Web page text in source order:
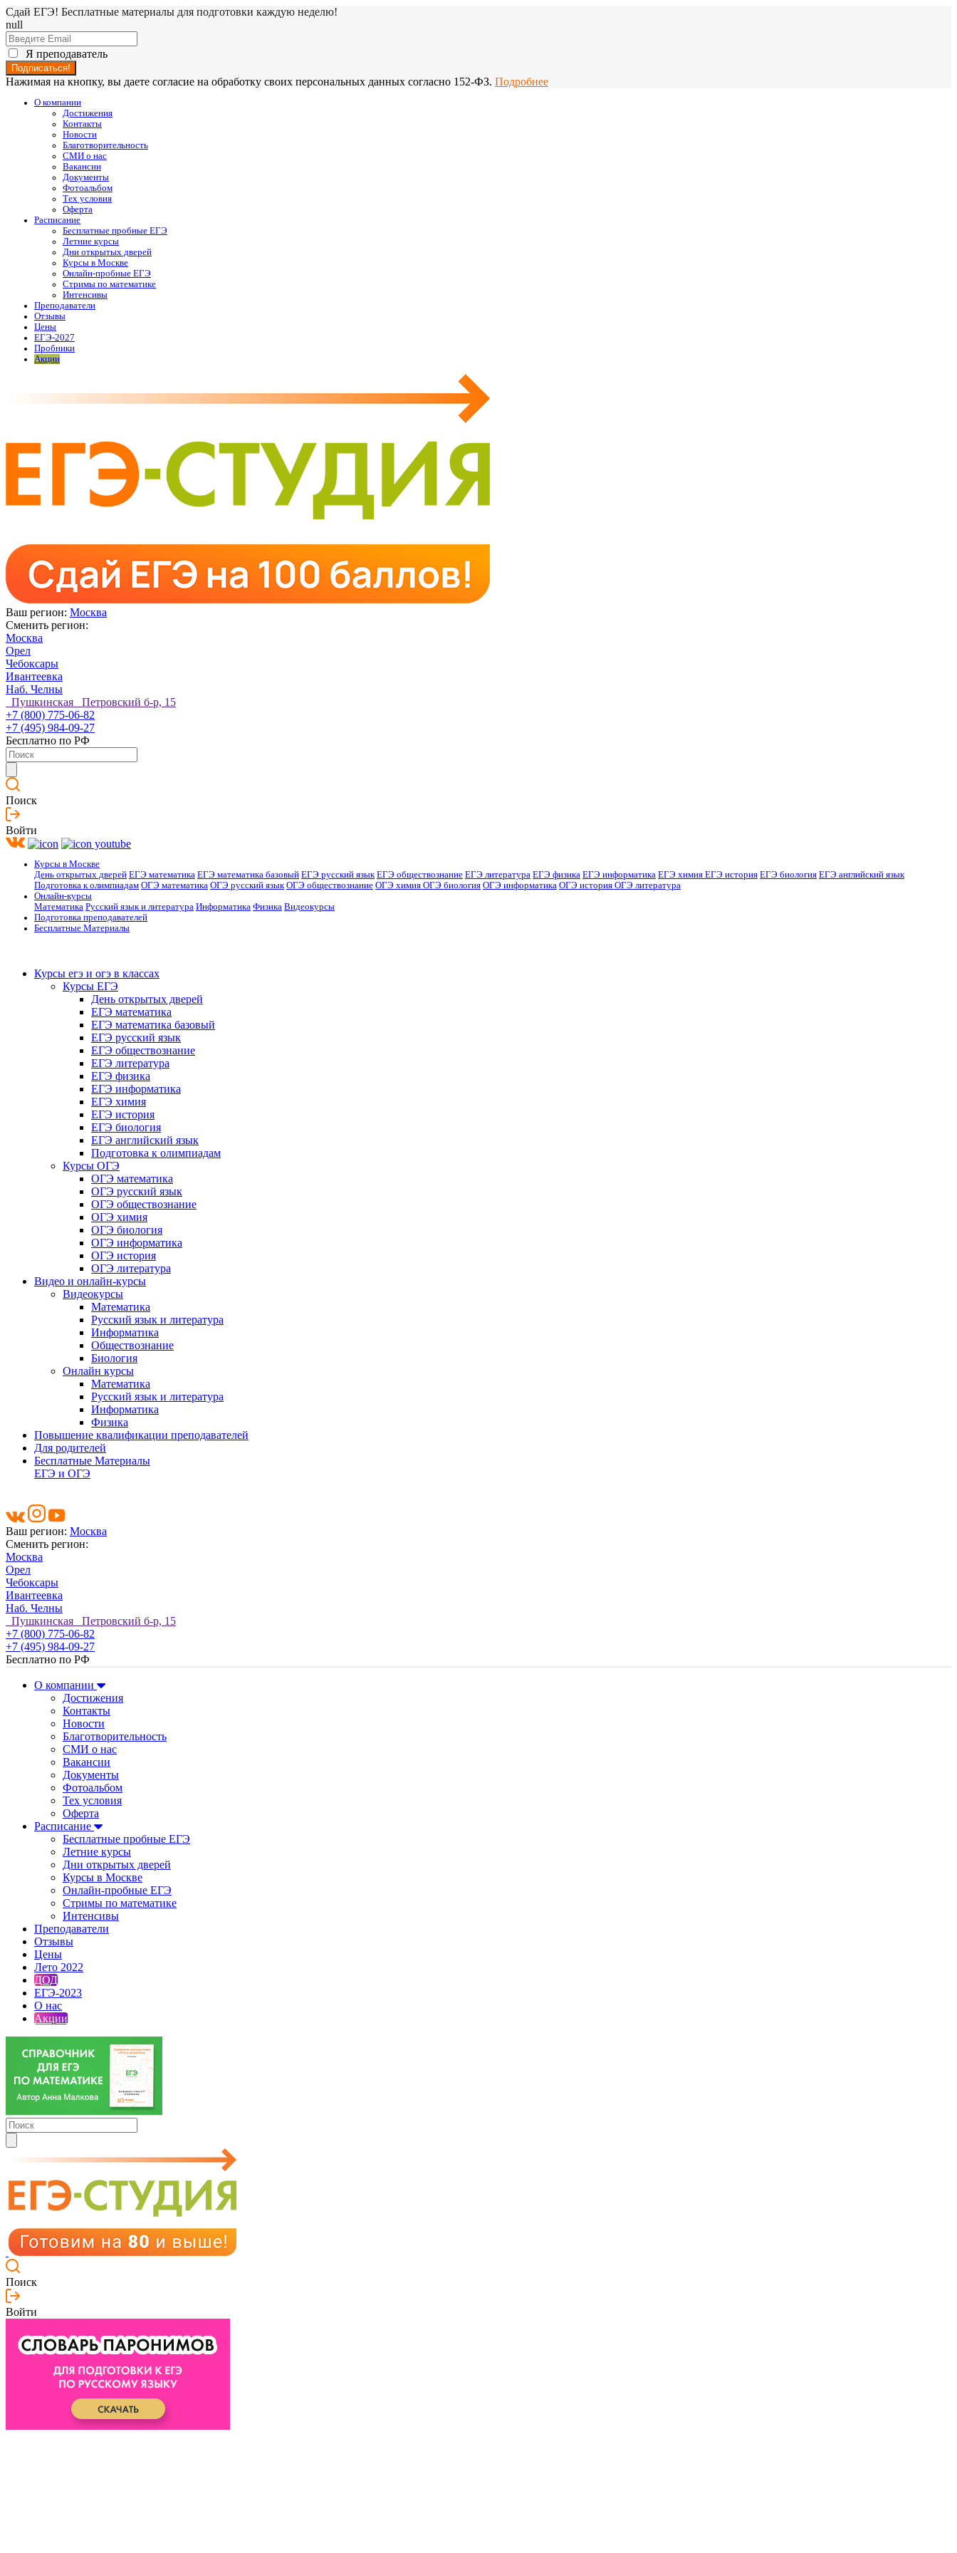
Сдай ЕГЭ! Бесплатные материалы для подготовки каждую неделю!
null
Я преподаватель
Нажимая на кнопку, вы даете согласие на обработку своих персональных данных согласно 152-ФЗ. Подробнее
О компании
Достижения
Контакты
Новости
Благотворительность
СМИ о нас
Вакансии
Документы
Фотоальбом
Тех условия
Оферта
Расписание
Бесплатные пробные ЕГЭ
Летние курсы
Дни открытых дверей
Курсы в Москве
Онлайн-пробные ЕГЭ
Стримы по математике
Интенсивы
Преподаватели
Отзывы
Цены
ЕГЭ-2027
Пробники
Акции
Ваш регион: Москва
Сменить регион:
Москва
Орел
Чебоксары
Ивантеевка
Наб. Челны
Пушкинская Петровский б-р, 15
+7 (800) 775-06-82
+7 (495) 984-09-27
Бесплатно по РФ
Поиск
Войти
Курсы в Москве
День открытых дверей ЕГЭ математика ЕГЭ математика базовый ЕГЭ русский язык ЕГЭ обществознание ЕГЭ литература ЕГЭ физика ЕГЭ информатика ЕГЭ химия ЕГЭ история ЕГЭ биология ЕГЭ английский язык
Подготовка к олимпиадам ОГЭ математика ОГЭ русский язык ОГЭ обществознание ОГЭ химия ОГЭ биология ОГЭ информатика ОГЭ история ОГЭ литература
Онлайн-курсы
Математика Русский язык и литература Информатика Физика Видеокурсы
Подготовка преподавателей
Бесплатные Материалы
Курсы егэ и огэ в классах
Курсы ЕГЭ
День открытых дверей
ЕГЭ математика
ЕГЭ математика базовый
ЕГЭ русский язык
ЕГЭ обществознание
ЕГЭ литература
ЕГЭ физика
ЕГЭ информатика
ЕГЭ химия
ЕГЭ история
ЕГЭ биология
ЕГЭ английский язык
Подготовка к олимпиадам
Курсы ОГЭ
ОГЭ математика
ОГЭ русский язык
ОГЭ обществознание
ОГЭ химия
ОГЭ биология
ОГЭ информатика
ОГЭ история
ОГЭ литература
Видео и онлайн-курсы
Видеокурсы
Математика
Русский язык и литература
Информатика
Обществознание
Биология
Онлайн курсы
Математика
Русский язык и литература
Информатика
Физика
Повышение квалификации преподавателей
Для родителей
Бесплатные Материалы
ЕГЭ и ОГЭ
Ваш регион: Москва
Сменить регион:
Москва
Орел
Чебоксары
Ивантеевка
Наб. Челны
Пушкинская Петровский б-р, 15
+7 (800) 775-06-82
+7 (495) 984-09-27
Бесплатно по РФ
О компании
Достижения
Контакты
Новости
Благотворительность
СМИ о нас
Вакансии
Документы
Фотоальбом
Тех условия
Оферта
Расписание
Бесплатные пробные ЕГЭ
Летние курсы
Дни открытых дверей
Курсы в Москве
Онлайн-пробные ЕГЭ
Стримы по математике
Интенсивы
Преподаватели
Отзывы
Цены
Лето 2022
ДОД
ЕГЭ-2023
О нас
Акции
Поиск
Войти